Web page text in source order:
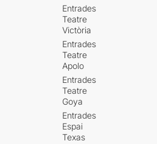
Entrades
Teatre
Victòria
Entrades
Teatre
Apolo
Entrades
Teatre
Goya
Entrades
Espai
Texas